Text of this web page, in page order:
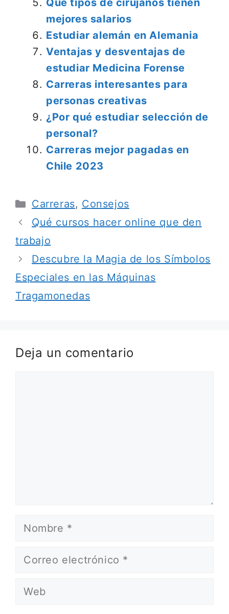
Que tipos de cirujanos tienen
mejores salarios
Estudiar alemán en Alemania
Ventajas y desventajas de
estudiar Medicina Forense
Carreras interesantes para
personas creativas
¿Por qué estudiar selección de
personal?
Carreras mejor pagadas en
Chile 2023
Categorías
Carreras, Consejos
Qué cursos hacer online que den
trabajo
Descubre la Magia de los Símbolos
Especiales en las Máquinas
Tragamonedas
Deja un comentario
Nombre
Correo
Web